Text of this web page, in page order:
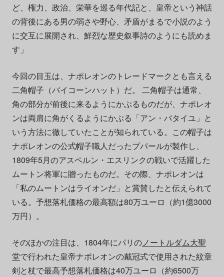
ど、権力、政治、栄華を巡る年代記と、皇帝という神話
の背後にある男の弱さや野心、矛盾がまるで小説のよう
に交互に展開され、鮮烈な歴史叙事詩のようにも読めま
す」
今回の目玉は、ナポレオンのトレードマークとも言える
二角帽子（バイコーンハット）だ。 二角帽子は通常、
角の部分が前後に来るようにかぶるものだが、ナポレオ
ンは両肩に角がくるようにかぶる「アン・バタイユ」と
いう方法に徹していたことが知られている。この帽子は
ナポレオンの公式帽子職人だったプパールが製作し、
1809年5月のアスペルン・エスリンクの戦いで活躍した
ムートン将軍に贈ったものだ。その際、ナポレオンは
「私のムートンはライオンだ」と賞賛したと伝えられて
いる。予想落札価格の最高額は80万ユーロ（約1億3000
万円）。
そのほかの注目は、1804年にパリのノートルダム大聖
堂で行われた皇帝ナポレオンの戴冠式で使用された紋章
剣と杖で最高予想落札価格は40万ユーロ（約6500万